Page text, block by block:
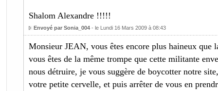
Shalom Alexandre !!!!!
Envoyé par Sonia_004- le Lundi 16 Mars 2009 à 08:43
Monsieur JEAN, vous êtes encore plus haineux
vous êtes de la même trompe que cette militante
nous détruire, je vous suggère de boycotter notre
votre petite cervelle, et puis arrêter de vous en